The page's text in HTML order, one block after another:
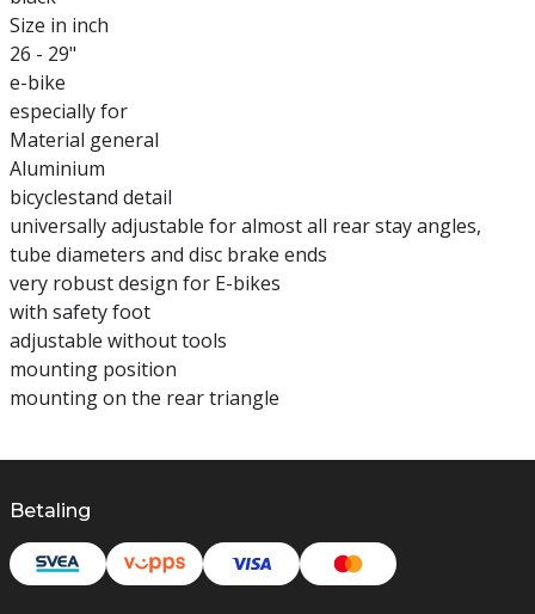
Size in inch
26 - 29"
e-bike
especially for
Material general
Aluminium
bicyclestand detail
universally adjustable for almost all rear stay angles,
tube diameters and disc brake ends
very robust design for E-bikes
with safety foot
adjustable without tools
mounting position
mounting on the rear triangle
Betaling